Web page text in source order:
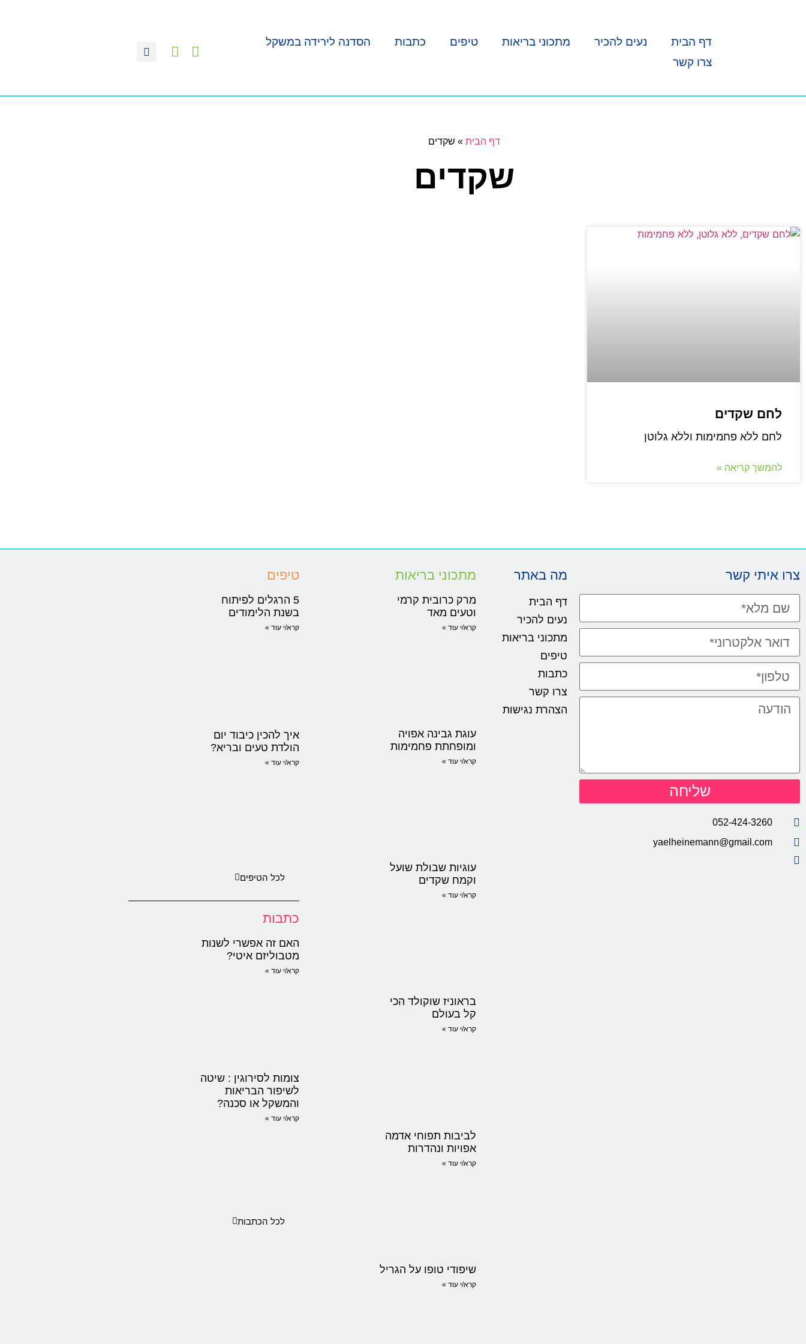
דף הבית נעים להכיר מתכוני בריאות טיפים כתבות
הסדנה לירידה במשקל
צרו קשר
דף הבית » שקדים
שקדים
לחם שקדים
לחם ללא פחמימות וללא גלוטן
להמשך קריאה »
צרו איתי קשר
שליחה
052-424-3260
yaelheinemann@gmail.com
מה באתר
דף הבית
נעים להכיר
מתכוני בריאות
טיפים
כתבות
צרו קשר
הצהרת נגישות
מתכוני בריאות
מרק כרובית קרמי
וטעים מאד
קרא/י עוד »
עוגת גבינה אפויה
ומופחתת פחמימות
קרא/י עוד »
עוגיות שבולת שועל
וקמח שקדים
קרא/י עוד »
בראוניז שוקולד הכי
קל בעולם
קרא/י עוד »
לביבות תפוחי אדמה
אפויות ונהדרות
קרא/י עוד »
שיפודי טופו על הגריל
קרא/י עוד »
טיפים
5 הרגלים לפיתוח
בשנת הלימודים
קרא/י עוד »
איך להכין כיבוד יום
הולדת טעים ובריא?
קרא/י עוד »
לכל הטיפים
כתבות
האם זה אפשרי לשנות
מטבוליזם איטי?
קרא/י עוד »
צומות לסירוגין : שיטה
לשיפור הבריאות
והמשקל או סכנה?
קרא/י עוד »
לכל הכתבות